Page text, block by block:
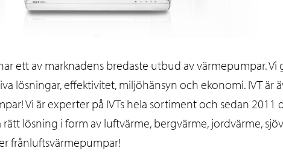
ett av marknadens bredaste utbud av värmepumpar. Vi
lösningar, effektivitet, miljöhänsyn och ekonomi. IVT är
Vi är experter på IVTs hela sortiment och sedan 2011
rätt lösning i form av luftvärme, bergvärme, jordvärme,
frånluftsvärmepumpar!